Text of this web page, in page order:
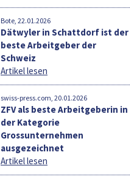
Bote, 22.01.2026
Dätwyler in Schattdorf ist der
beste Arbeitgeber der
Schweiz
Artikel lesen
swiss-press.com, 20.01.2026
ZFV als beste Arbeitgeberin in
der Kategorie
Grossunternehmen
ausgezeichnet
Artikel lesen